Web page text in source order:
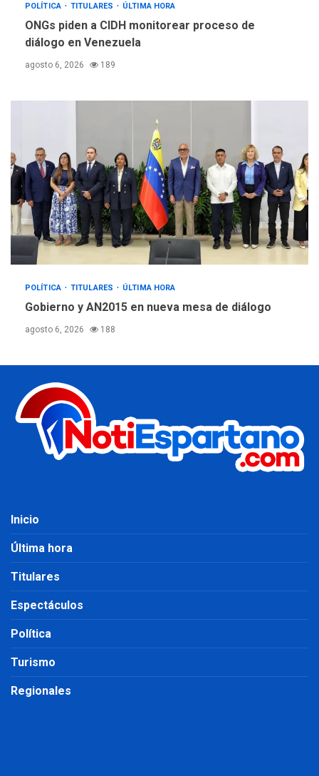
POLÍTICA TITULARES ÚLTIMA HORA
ONGs piden a CIDH monitorear proceso de
diálogo en Venezuela
agosto 6, 2026 189
POLÍTICA TITULARES ÚLTIMA HORA
Gobierno y AN2015 en nueva mesa de diálogo
agosto 6, 2026 188
Inicio
Última hora
Titulares
Espectáculos
Política
Turismo
Regionales